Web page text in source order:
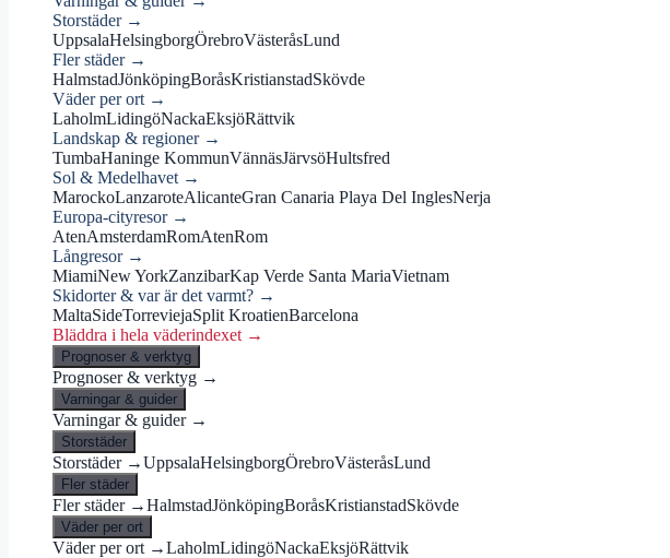
Storstäder →
UppsalaHelsingborgÖrebroVästeråsLund
Fler städer →
HalmstadJönköpingBoråsKristianstadSkövde
Väder per ort →
LaholmLidingöNackaEksjöRättvik
Landskap & regioner →
TumbaHaninge KommunVännäsJärvsöHultsfred
Sol & Medelhavet →
MarockoLanzaroteAlicanteGran Canaria Playa Del InglesNerja
Europa-cityresor →
AtenAmsterdamRomAtenRom
Långresor →
MiamiNew YorkZanzibarKap Verde Santa MariaVietnam
Skidorter & var är det varmt? →
MaltaSideTorreviejaSplit KroatienBarcelona
Bläddra i hela väderindexet →
Prognoser & verktyg
Prognoser & verktyg →
Varningar & guider
Varningar & guider →
Storstäder
Storstäder →UppsalaHelsingborgÖrebroVästeråsLund
Fler städer
Fler städer →HalmstadJönköpingBoråsKristianstadSkövde
Väder per ort
Väder per ort →LaholmLidingöNackaEksjöRättvik